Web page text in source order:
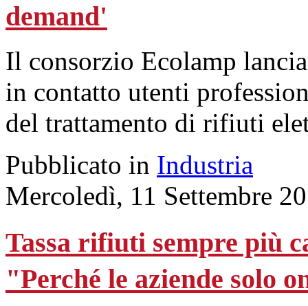
demand'
Il consorzio Ecolamp
in contatto utenti
del trattamento di rifiuti
Pubblicato in Industria
Mercoledì, 11 Settembre
Tassa rifiuti sempre più
"Perché le aziende solo